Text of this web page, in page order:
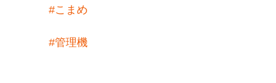
#こまめ
#管理機